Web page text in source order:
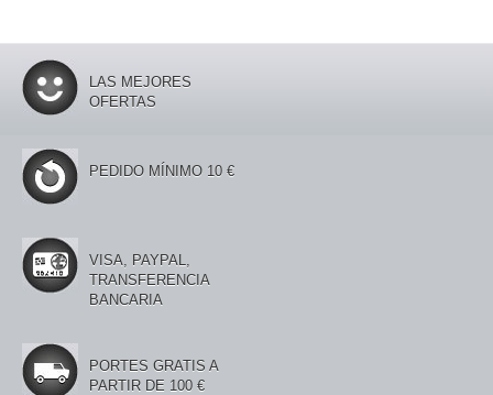
LAS MEJORES
OFERTAS
PEDIDO MÍNIMO 10 €
VISA, PAYPAL,
TRANSFERENCIA
BANCARIA
PORTES GRATIS A
PARTIR DE 100 €